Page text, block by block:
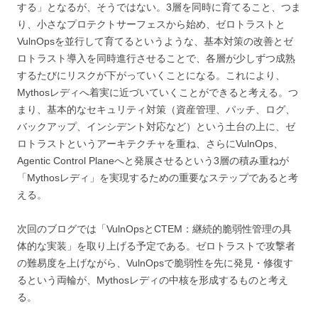
する」となるが、そうではない。3層を同時に育てること、つま
り、小さなプロテクトサーフェスから始め、ゼロトラストと
VulnOpsを並行して育てるというような、基本対策の改善とゼ
ロトラスト導入を同時進行させることで、各層が少しずつ成熟
するたびにリスクが下がっていくことになる。これにより、
Mythosレディへ着実に近づいていくことができると考える。つ
まり、基本的なセキュリティ対策（資産管理、パッチ、ログ、
バックアップ、インシデント対応など）という土台の上に、ゼ
ロトラストというアーキテクチャを重ね、さらにVulnOps、
Agentic Control Planeへと発展させるという3層の積み重ねが
「Mythosレディ」を実現するための重要なステップであると考
える。
次回のブログでは「VulnOpsとCTEM：継続的脆弱性管理の具
体的な実装」を取り上げる予定である。ゼロトラストで攻撃者
の難易度を上げながら、VulnOpsで脆弱性を先に発見・修復す
るという両輪が、Mythosレディの中核を形成するものと考え
る。